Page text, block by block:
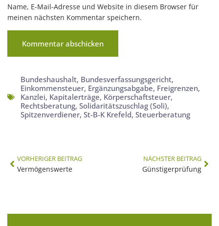
Name, E-Mail-Adresse und Website in diesem Browser für
meinen nächsten Kommentar speichern.
Bundeshaushalt, Bundesverfassungsgericht,
Einkommensteuer, Ergänzungsabgabe, Freigrenzen,
Kanzlei, Kapitalerträge, Körperschaftsteuer,
Rechtsberatung, Solidaritätszuschlag (Soli),
Spitzenverdiener, St-B-K Krefeld, Steuerberatung
VORHERIGER BEITRAG
Vermögenswerte
NÄCHSTER BEITRAG
Günstigerprüfung